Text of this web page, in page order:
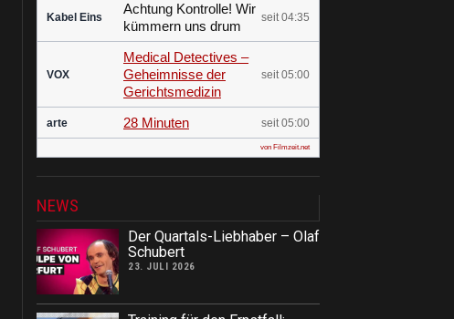
Kabel Eins
Achtung Kontrolle! Wir
kümmern uns drum
seit 04:35
VOX
Medical Detectives –
Geheimnisse der
Gerichtsmedizin
seit 05:00
arte 28 Minuten seit 05:00
von Filmzeit.net
NEWS
Der Quartals-Liebhaber – Olaf
Schubert
23. JULI 2026